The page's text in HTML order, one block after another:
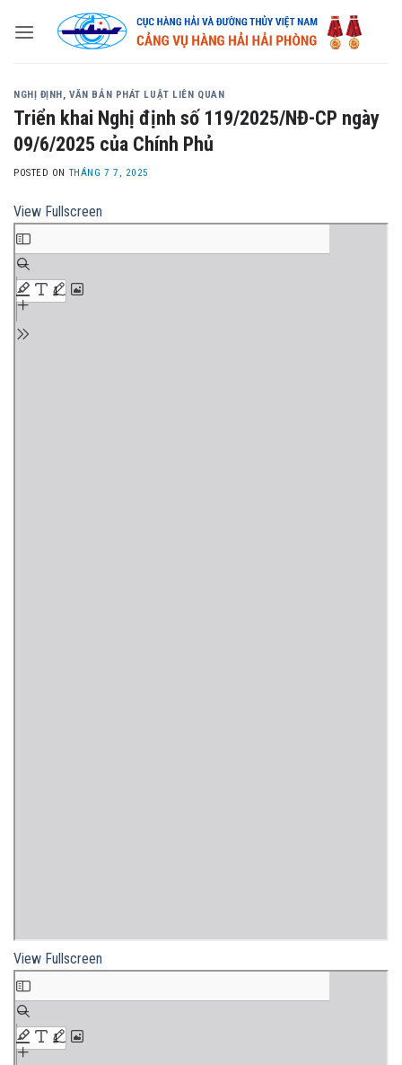
NGHỊ ĐỊNH,VĂN BẢN PHÁT LUẬT LIÊN QUAN
Triển khai Nghị định số 119/2025/NĐ-CP ngày
09/6/2025 của Chính Phủ
POSTED ON THÁNG 7 7, 2025
View Fullscreen
Skip
to
PDF
content
View Fullscreen
Skip
to
PDF
content